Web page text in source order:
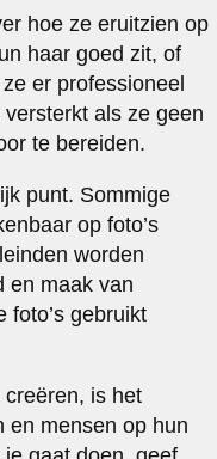
hoe ze eruitzien op
haar goed zit, of
er professioneel
als ze geen
te bereiden.
punt. Sommige
op foto’s
worden
en maak van
foto’s gebruikt
is het
en mensen op hun